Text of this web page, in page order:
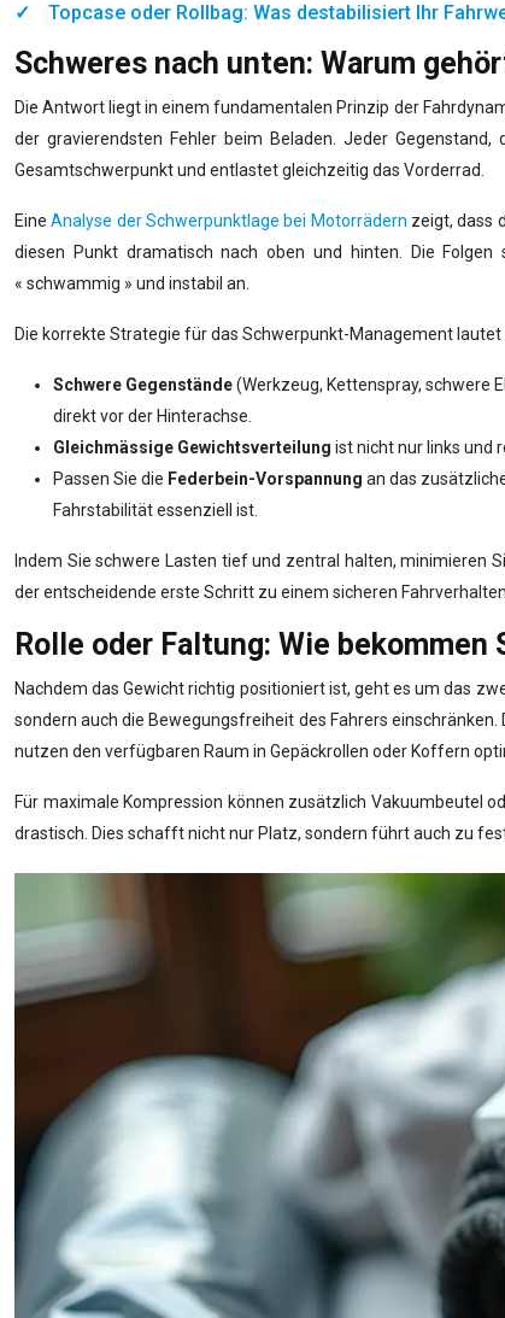
Topcase oder Rollbag: Was destabilisiert Ihr
Schweres nach unten: Warum
Die Antwort liegt in einem fundamentalen Prinzip der
der gravierendsten Fehler beim Beladen. Jeder
Gesamtschwerpunkt und entlastet gleichzeitig das Vorderrad.
EineAnalyse der Schwerpunktlage bei Motorrädern zeigt, dass
diesen Punkt dramatisch nach oben und hinten. Die Folgen
« schwammig » und instabil an.
Die korrekte Strategie für das Schwerpunkt-Management lautet
Schwere Gegenstände(Werkzeug, Kettenspray, schwere
direkt vor der Hinterachse.
Gleichmässige Gewichtsverteilung ist nicht nur links und
Passen Sie die Federbein-Vorspannung an das
Fahrstabilität essenziell ist.
Indem Sie schwere Lasten tief und zentral halten, minimieren
der entscheidende erste Schritt zu einem sicheren Fahrverhalten.
Rolle oder Faltung: Wie
Nachdem das Gewicht richtig positioniert ist, geht es um das
sondern auch die Bewegungsfreiheit des Fahrers
nutzen den verfügbaren Raum in Gepäckrollen oder Koffern
Für maximale Kompression können zusätzlich Vakuumbeutel
drastisch. Dies schafft nicht nur Platz, sondern führt auch zu